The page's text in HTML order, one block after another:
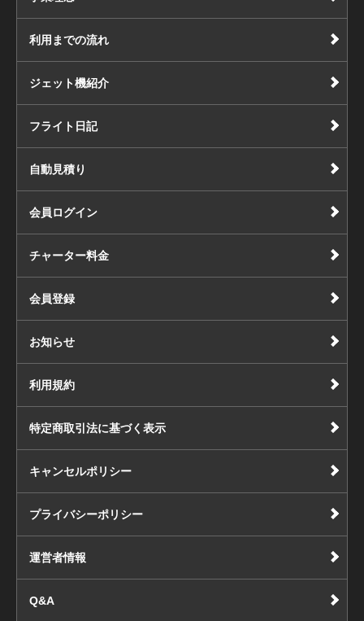
利用までの流れ
ジェット機紹介
フライト日記
自動見積り
会員ログイン
チャーター料金
会員登録
お知らせ
利用規約
特定商取引法に基づく表示
キャンセルポリシー
プライバシーポリシー
運営者情報
Q&A